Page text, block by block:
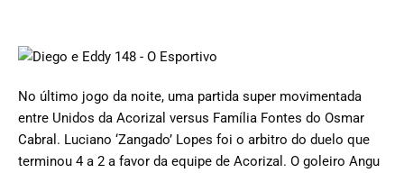
No último jogo da noite, uma partida super movimentada
entre Unidos da Acorizal versus Família Fontes do Osmar
Cabral. Luciano ‘Zangado’ Lopes foi o arbitro do duelo que
terminou 4 a 2 a favor da equipe de Acorizal. O goleiro Angu